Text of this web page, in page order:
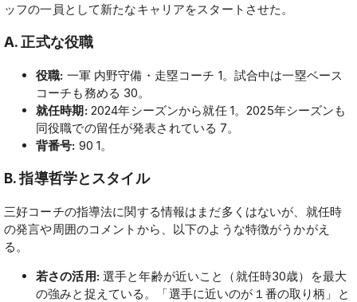
ッフの一員として新たなキャリアをスタートさせた。
A. 正式な役職
役職: 一軍 内野守備・走塁コーチ 1。試合中は一塁ベース
コーチも務める 30。
就任時期:2024年シーズンから就任 1。2025年シーズンも
同役職での留任が発表されている 7。
背番号: 90 1。
B. 指導哲学とスタイル
三好コーチの指導法に関する情報はまだ多くはないが、就任時
の発言や周囲のコメントから、以下のような特徴がうかがえ
る。
若さの活用:選手と年齢が近いこと（就任時30歳）を最大
の強みと捉えている。「選手に近いのが１番の取り柄」と